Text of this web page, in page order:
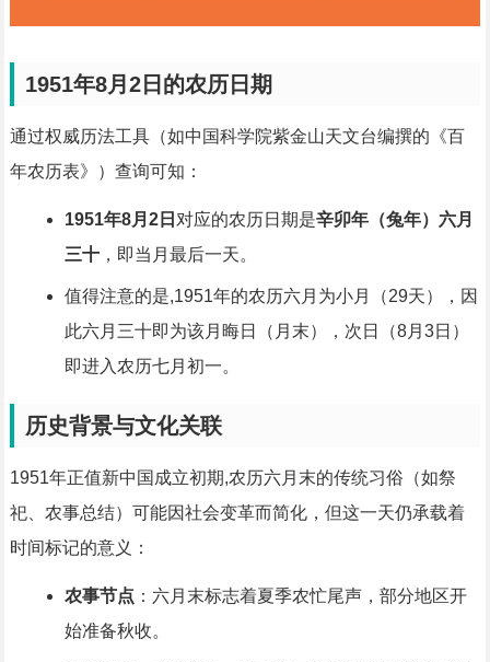
1951年8月2日的农历日期
通过权威历法工具（如中国科学院紫金山天文台编撰的《百
年农历表》）查询可知：
1951年8月2日 对应的农历日期是辛卯年（兔年）六月
三十，即当月最后一天。
值得注意的是,1951年的农历六月为小月（29天），因
此六月三十即为该月晦日（月末），次日（8月3日）
即进入农历七月初一。
历史背景与文化关联
1951年正值新中国成立初期,农历六月末的传统习俗（如祭
祀、农事总结）可能因社会变革而简化，但这一天仍承载着
时间标记的意义：
农事节点 ：六月末标志着夏季农忙尾声，部分地区开
始准备秋收。